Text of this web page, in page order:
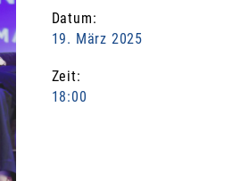
Datum:
19. März 2025
Zeit:
18:00